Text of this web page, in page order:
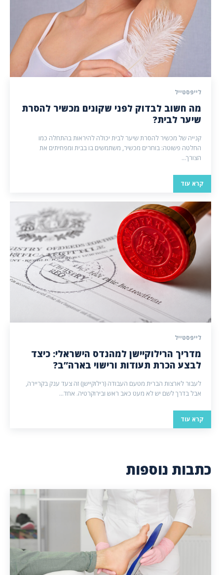
לייפסטייל
מה חשוב לבדוק לפני שקונים מכשיר להסרת
שיער לבית?
קנייה של מכשיר להסרת שיער לבית יכולה להיראות בהתחלה כמו
החלטה פשוטה: בוחרים מכשיר, משתמשים בו בבית ומפחיתים את
הצורך...
קרא עוד
לייפסטייל
מדריך הרילוקיישן למהנדס הישראלי: כיצד
לבצע הכרת תעודות ורישוי בארה”ב?
לעבור לארצות הברית מטעם העבודה (רילוקיישן) זה צעד ענק בקריירה,
אבל בדרך לשם יש לא מעט כאב ראש ובירוקרטיה. אחד...
קרא עוד
כתבות נוספות